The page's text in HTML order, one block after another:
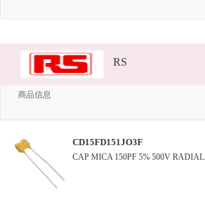
RS
商品信息
CD15FD151JO3F
CAP MICA 150PF 5% 500V RADIAL